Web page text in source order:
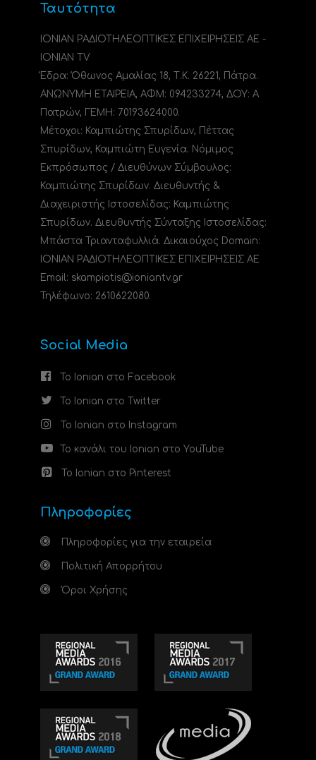
Ταυτότητα
ΙΟΝΙΑΝ ΡΑΔΙΟΤΗΛΕΟΠΤΙΚΕΣ ΕΠΙΧΕΙΡΗΣΕΙΣ ΑΕ -
IONIAN TV
Έδρα: Όθωνος Αμαλίας 18, Τ.Κ. 26221, Πάτρα.
ΑΝΩΝΥΜΗ ΕΤΑΙΡΕΙΑ, ΑΦΜ: 094233274, ΔΟΥ: A
Πατρών, ΓΕΜΗ: 70193624000.
Μέτοχοι: Καμπιώτης Σπυρίδων, Πέττας
Σπυρίδων, Καμπιώτη Ευγενία. Νόμιμος
Εκπρόσωπος / Διευθύνων Σύμβουλος:
Καμπιώτης Σπυρίδων. Διευθυντής &
Διαχειριστής Ιστοσελίδας: Καμπιώτης
Σπυρίδων. Διευθυντής Σύνταξης Ιστοσελίδας:
Μπάστα Τριανταφυλλιά. Δικαιούχος Domain:
ΙΟΝΙΑΝ ΡΑΔΙΟΤΗΛΕΟΠΤΙΚΕΣ ΕΠΙΧΕΙΡΗΣΕΙΣ ΑΕ
Email: skampiotis@ioniantv.gr
Τηλέφωνο: 2610622080.
Social Media
Το Ionian στο Facebook
Το Ionian στο Twitter
Το Ionian στο Instagram
Το κανάλι του Ionian στο YouTube
Το Ionian στο Pinterest
Πληροφορίες
Πληροφορίες για την εταιρεία
Πολιτική Απορρήτου
Όροι Χρήσης